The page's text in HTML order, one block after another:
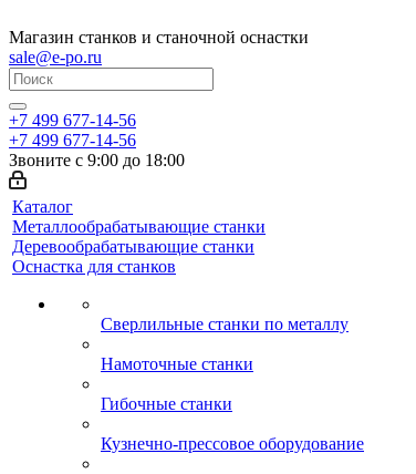
Магазин станков и станочной оснастки
sale@e-po.ru
+7 499 677-14-56
+7 499 677-14-56
Звоните с 9:00 до 18:00
Каталог
Металлообрабатывающие станки
Деревообрабатывающие станки
Оснастка для станков
Сверлильные станки по металлу
Намоточные станки
Гибочные станки
Кузнечно-прессовое оборудование